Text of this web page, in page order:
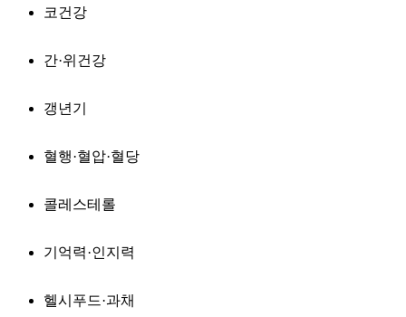
코건강
간·위건강
갱년기
혈행·혈압·혈당
콜레스테롤
기억력·인지력
헬시푸드·과채